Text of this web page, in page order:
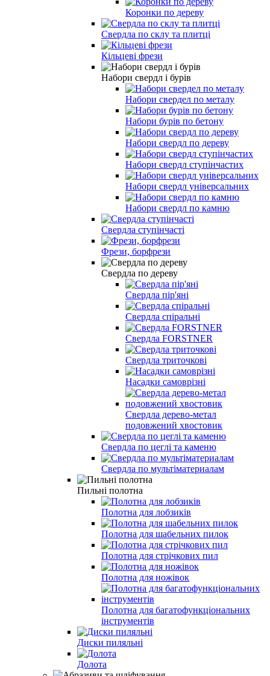
Коронки по дереву
Свердла по склу та плитці
Кільцеві фрези
Набори свердл і бурів
Набори свердел по металу
Набори бурів по бетону
Набори свердл по дереву
Набори свердл ступінчастих
Набори свердл універсальних
Набори свердл по камню
Свердла ступінчасті
Фрези, борфрези
Свердла по дереву
Свердла пір'яні
Свердла спіральні
Свердла FORSTNER
Свердла триточкові
Насадки самоврізні
Свердла дерево-метал
подовжений хвостовик
Свердла по цеглі та каменю
Свердла по мультіматериалам
Пильні полотна
Полотна для лобзиків
Полотна для шабельних пилок
Полотна для стрічкових пил
Полотна для ножівок
Полотна для багатофункціональних
інструментів
Диски пиляльні
Долота